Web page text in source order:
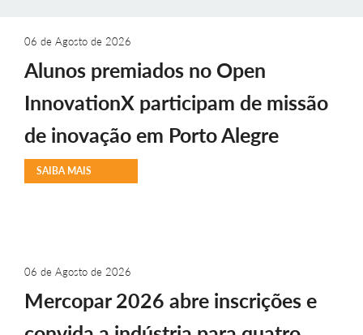
06 de Agosto de 2026
Alunos premiados no Open
InnovationX participam de missão
de inovação em Porto Alegre
SAIBA MAIS
06 de Agosto de 2026
Mercopar 2026 abre inscrições e